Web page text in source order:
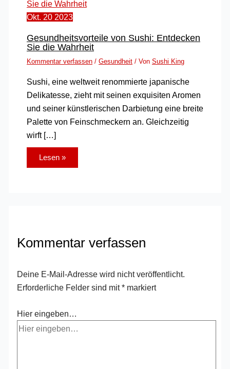
Okt. 20 2023
Gesundheitsvorteile von Sushi: Entdecken
Sie die Wahrheit
Kommentar verfassen / Gesundheit/ Von Sushi King
Sushi, eine weltweit renommierte japanische
Delikatesse, zieht mit seinen exquisiten Aromen
und seiner künstlerischen Darbietung eine breite
Palette von Feinschmeckern an. Gleichzeitig
wirft […]
Lesen »
Kommentar verfassen
Deine E-Mail-Adresse wird nicht veröffentlicht.
Erforderliche Felder sind mit* markiert
Hier eingeben…